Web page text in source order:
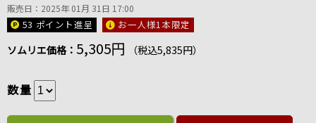
販売日：2025年 01月 31日 17:00
53 ポイント進呈 お一人様1本限定
ソムリエ価格： 5,305円 （税込5,835円）
数量